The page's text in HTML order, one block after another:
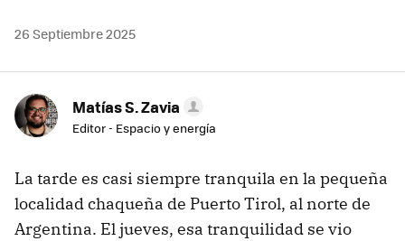
26 Septiembre 2025
Matías S. Zavia
Editor - Espacio y energía
La tarde es casi siempre tranquila en la pequeña
localidad chaqueña de Puerto Tirol, al norte de
Argentina. El jueves, esa tranquilidad se vio